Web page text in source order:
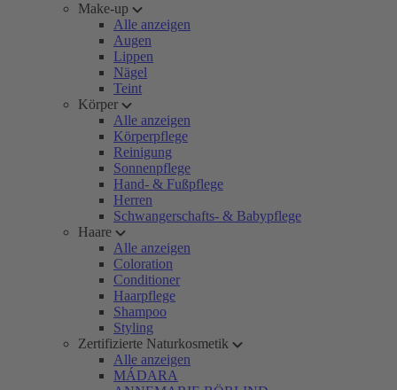
Make-up
Alle anzeigen
Augen
Lippen
Nägel
Teint
Körper
Alle anzeigen
Körperpflege
Reinigung
Sonnenpflege
Hand- & Fußpflege
Herren
Schwangerschafts- & Babypflege
Haare
Alle anzeigen
Coloration
Conditioner
Haarpflege
Shampoo
Styling
Zertifizierte Naturkosmetik
Alle anzeigen
MÁDARA